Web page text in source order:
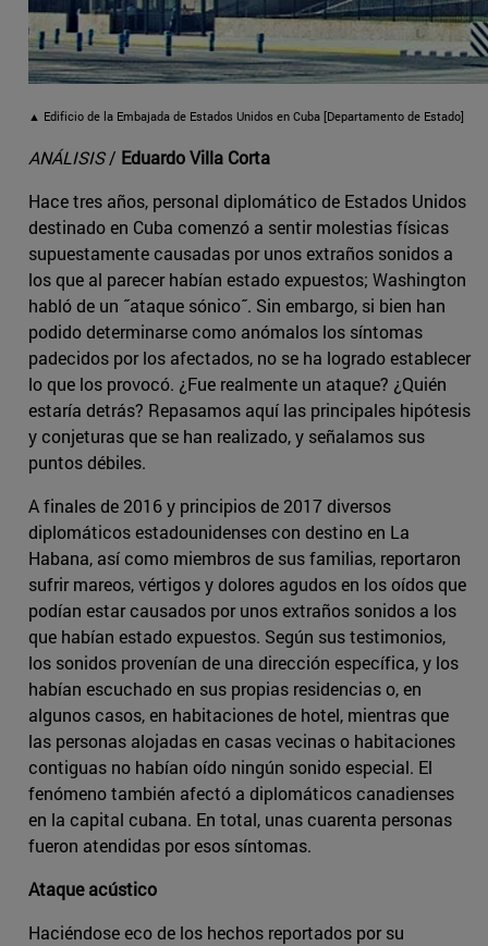
▲ Edificio de la Embajada de Estados Unidos en Cuba [Departamento de Estado]
ANÁLISIS/ Eduardo Villa Corta
Hace tres años, personal diplomático de Estados Unidos
destinado en Cuba comenzó a sentir molestias físicas
supuestamente causadas por unos extraños sonidos a
los que al parecer habían estado expuestos; Washington
habló de un ˝ataque sónico˝. Sin embargo, si bien han
podido determinarse como anómalos los síntomas
padecidos por los afectados, no se ha logrado establecer
lo que los provocó. ¿Fue realmente un ataque? ¿Quién
estaría detrás? Repasamos aquí las principales hipótesis
y conjeturas que se han realizado, y señalamos sus
puntos débiles.
A finales de 2016 y principios de 2017 diversos
diplomáticos estadounidenses con destino en La
Habana, así como miembros de sus familias, reportaron
sufrir mareos, vértigos y dolores agudos en los oídos que
podían estar causados por unos extraños sonidos a los
que habían estado expuestos. Según sus testimonios,
los sonidos provenían de una dirección específica, y los
habían escuchado en sus propias residencias o, en
algunos casos, en habitaciones de hotel, mientras que
las personas alojadas en casas vecinas o habitaciones
contiguas no habían oído ningún sonido especial. El
fenómeno también afectó a diplomáticos canadienses
en la capital cubana. En total, unas cuarenta personas
fueron atendidas por esos síntomas.
Ataque acústico
Haciéndose eco de los hechos reportados por su